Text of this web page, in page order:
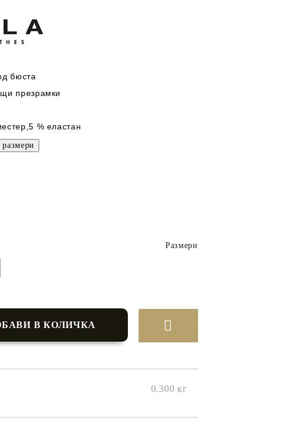
бюста
презрамки
% еластан
Размери
0.300 кг